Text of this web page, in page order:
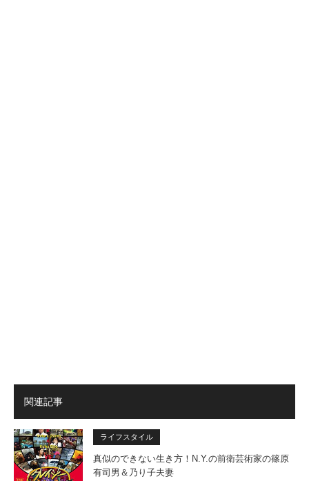
関連記事
ライフスタイル
真似のできない生き方！N.Y.の前衛芸術家の篠原
有司男＆乃り子夫妻